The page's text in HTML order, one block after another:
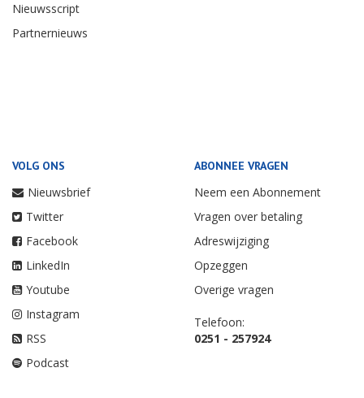
Nieuwsscript
Partnernieuws
VOLG ONS
Nieuwsbrief
Twitter
Facebook
LinkedIn
Youtube
Instagram
RSS
Podcast
ABONNEE VRAGEN
Neem een Abonnement
Vragen over betaling
Adreswijziging
Opzeggen
Overige vragen
Telefoon:
0251 - 257924